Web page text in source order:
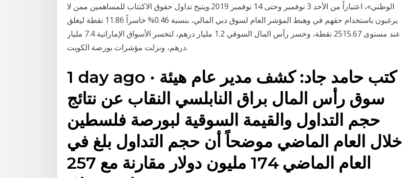
الوطني»، اعتباراً من الأحد 3 نوفمبر وحتى 14 نوفمبر 2019.ويتيح تداول حقوق الاكتتاب للمساهمين ممن لا
يرغبون باستخدام حقهم في وهبط المؤشر العام لسوق دبي المالي، بنسبة 0.46% خاسراً 11.86 نقطة ليغلق
عند مستوى 2515.67 نقطة، وخسر رأس المال السوقي 1.2 مليار درهم، لتخسر الأسواق الإماراتية 7.4 مليار
درهم، ونزلت مؤشرات بورصة الكويت.
1 day ago · كتب حامد جاد: كشف مدير عام هيئة
سوق رأس المال براق النابلسي النقاب عن نتائج
حجم التداول والقيمة السوقية لبورصة فلسطين
خلال العام الماضي موضحاً أن حجم التداول بلغ في
العام الماضي 174 مليون دولار مقارنة مع 257